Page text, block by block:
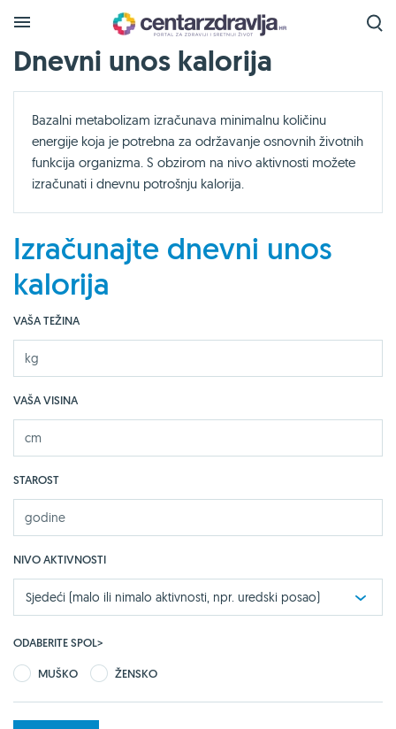
Dnevni unos kalorija
Bazalni metabolizam izračunava minimalnu količinu
energije koja je potrebna za održavanje osnovnih životnih
funkcija organizma. S obzirom na nivo aktivnosti možete
izračunati i dnevnu potrošnju kalorija.
Izračunajte dnevni unos
kalorija
VAŠA TEŽINA
VAŠA VISINA
STAROST
NIVO AKTIVNOSTI
Sjedeći (malo ili nimalo aktivnosti, npr. uredski posao)
ODABERITE SPOL>
MUŠKO ŽENSKO